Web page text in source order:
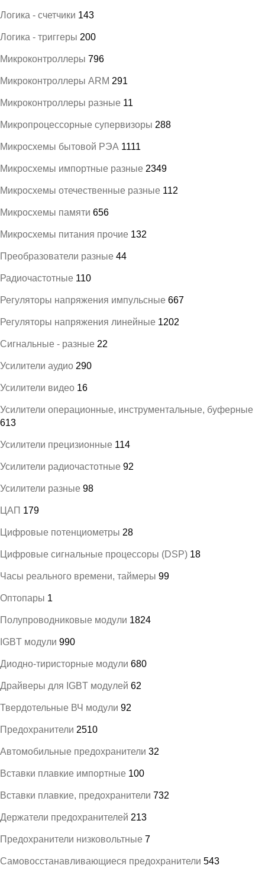
Логика - счетчики 143
Логика - триггеры 200
Микроконтроллеры 796
Микроконтроллеры ARM 291
Микроконтроллеры разные 11
Микропроцессорные супервизоры 288
Микросхемы бытовой РЭА 1111
Микросхемы импортные разные 2349
Микросхемы отечественные разные 112
Микросхемы памяти 656
Микросхемы питания прочие 132
Преобразователи разные 44
Радиочастотные 110
Регуляторы напряжения импульсные 667
Регуляторы напряжения линейные 1202
Сигнальные - разные 22
Усилители аудио 290
Усилители видео 16
Усилители операционные, инструментальные, буферные
613
Усилители прецизионные 114
Усилители радиочастотные 92
Усилители разные 98
ЦАП 179
Цифровые потенциометры 28
Цифровые сигнальные процессоры (DSP) 18
Часы реального времени, таймеры 99
Оптопары 1
Полупроводниковые модули 1824
IGBT модули 990
Диодно-тиристорные модули 680
Драйверы для IGBT модулей 62
Твердотельные ВЧ модули 92
Предохранители 2510
Автомобильные предохранители 32
Вставки плавкие импортные 100
Вставки плавкие, предохранители 732
Держатели предохранителей 213
Предохранители низковольтные 7
Самовосстанавливающиеся предохранители 543